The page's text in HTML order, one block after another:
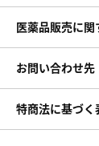
医薬品販売に
お問い合わせ先
特商法に基づく